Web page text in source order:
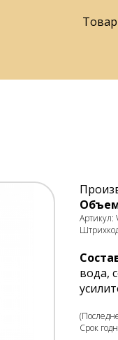
Артикул:
вода,
Срок